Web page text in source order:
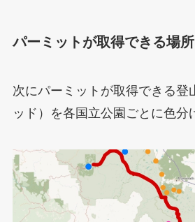
パーミットが取得できる場所
次にパーミットが取得できる登
ッド）を各国立公園ごとに色分